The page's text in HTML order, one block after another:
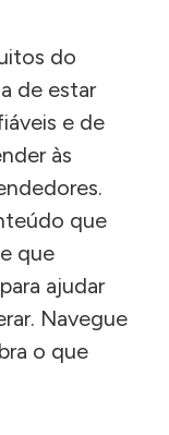
do
de estar
e de
às
que
que
ajudar
Navegue
o que